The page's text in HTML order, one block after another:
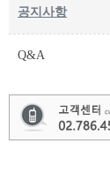
공지사항
Q&A